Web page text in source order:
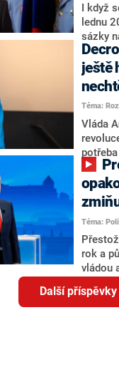
I když
lednu
sázky
hlava
zmiňují
o
značně
nemá
ještě
Téma:
Vláda
Tejce
práva
adresu
vrátila
hnutí
Téma:
rok a
vládou
tom,
jméno
Další příspěvky